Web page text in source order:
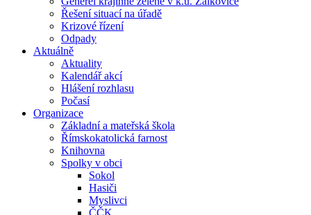
Řešení situací na úřadě
Krizové řízení
Odpady
Aktuálně
Aktuality
Kalendář akcí
Hlášení rozhlasu
Počasí
Organizace
Základní a mateřská škola
Římskokatolická farnost
Knihovna
Spolky v obci
Sokol
Hasiči
Myslivci
ČČK